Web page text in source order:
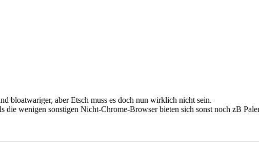
bloatwariger, aber Etsch muss es doch nun wirklich nicht sein.
wenigen sonstigen Nicht-Chrome-Browser bieten sich sonst noch zB